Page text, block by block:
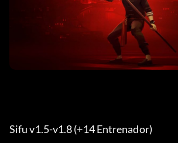
Sifu v1.5-v1.8 (+14 Entrenador)